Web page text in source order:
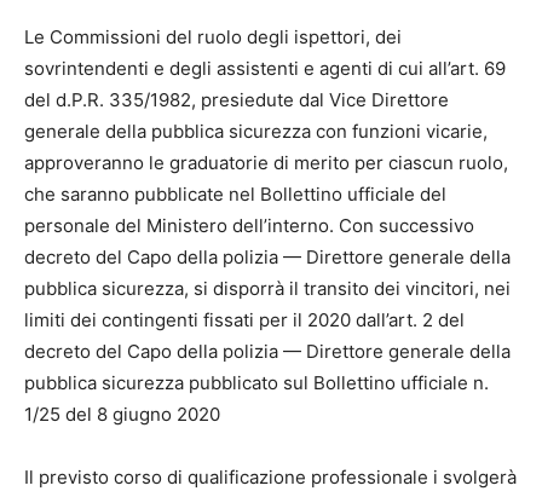
Le Commissioni del ruolo degli ispettori, dei
sovrintendenti e degli assistenti e agenti di cui all’art. 69
del d.P.R. 335/1982, presiedute dal Vice Direttore
generale della pubblica sicurezza con funzioni vicarie,
approveranno le graduatorie di merito per ciascun ruolo,
che saranno pubblicate nel Bollettino ufficiale del
personale del Ministero dell’interno. Con successivo
decreto del Capo della polizia — Direttore generale della
pubblica sicurezza, si disporrà il transito dei vincitori, nei
limiti dei contingenti fissati per il 2020 dall’art. 2 del
decreto del Capo della polizia — Direttore generale della
pubblica sicurezza pubblicato sul Bollettino ufficiale n.
1/25 del 8 giugno 2020
Il previsto corso di qualificazione professionale i svolgerà